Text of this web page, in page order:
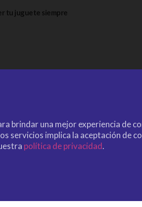
tu juguete siempre
brindar una mejor experiencia de
servicios implica la aceptación de
política de privacidad.